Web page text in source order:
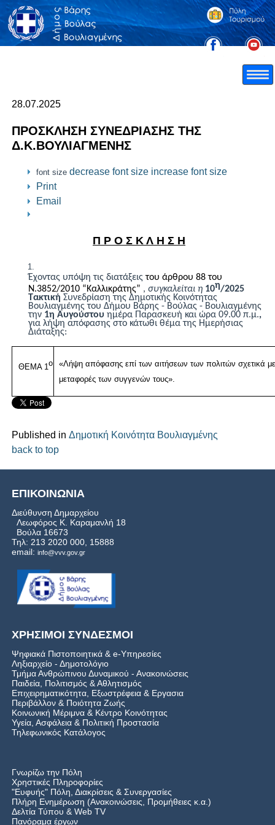
28.07.2025
ΠΡΟΣΚΛΗΣΗ ΣΥΝΕΔΡΙΑΣΗΣ ΤΗΣ
Δ.Κ.ΒΟΥΛΙΑΓΜΕΝΗΣ
font size decrease font size increase font size
Print
Email
Π Ρ Ο Σ Κ Λ Η Σ Η
Έχοντας υπόψη τις διατάξειςτου άρθρου 88 του
Ν.3852/2010 “Καλλικράτης” ,συγκαλείται η 10η/2025
ΤακτικήΣυνεδρίαση της Δημοτικής Κοινότητας
Βουλιαγμένης του Δήμου Βάρης - Βούλας - Βουλιαγμένης
την 1η Aυγούστου ημέρα Παρασκευή και ώρα 09.00 π.μ.,
για λήψη απόφασης στο κάτωθι θέμα της Ημερήσιας
Διάταξης:
ΘΕΜΑ 1ο
«Λήψη απόφασης επί των αιτήσεων των πολιτών σχετικά
μεταφορές των συγγενών τους».
Published in Δημοτική Κοινότητα Βουλιαγμένης
back to top
ΕΠΙΚΟΙΝΩΝΙΑ
Διεύθυνση Δημαρχείου
Λεωφόρος Κ. Καραμανλή 18
Βούλα 16673
Τηλ: 213 2020 000, 15888
email: info@vvv.gov.gr
ΧΡΗΣΙΜΟΙ ΣΥΝΔΕΣΜΟΙ
Ψηφιακά Πιστοποιητικά & e-Υπηρεσίες
Ληξιαρχείο - Δημοτολόγιο
Τμήμα Ανθρώπινου Δυναμικού - Ανακοινώσεις
Παιδεία, Πολιτισμός & Αθλητισμός
Επιχειρηματικότητα, Εξωστρέφεια & Εργασια
Περιβάλλον & Ποιότητα Ζωής
Kοινωνική Μέριμνα & Κέντρο Κοινότητας
Υγεία, Ασφάλεια & Πολιτική Προστασία
Τηλεφωνικός Κατάλογος
Γνωρίζω την Πόλη
Χρηστικές Πληροφορίες
"Ευφυής" Πόλη, Διακρίσεις & Συνεργασίες
Πλήρη Ενημέρωση (Ανακοινώσεις, Προμήθειες κ.α.)
Δελτία Τύπου & Web TV
Πανόραμα έργων